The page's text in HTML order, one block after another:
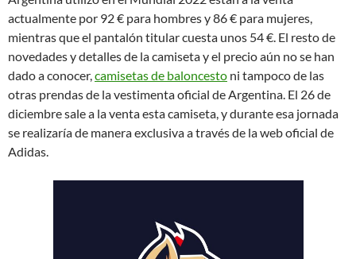
actualmente por 92 € para hombres y 86 € para mujeres,
mientras que el pantalón titular cuesta unos 54 €. El resto de
novedades y detalles de la camiseta y el precio aún no se han
dado a conocer, camisetas de baloncesto ni tampoco de las
otras prendas de la vestimenta oficial de Argentina. El 26 de
diciembre sale a la venta esta camiseta, y durante esa jornada
se realizaría de manera exclusiva a través de la web oficial de
Adidas.